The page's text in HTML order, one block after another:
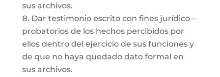
sus archivos.
Dar testimonio escrito con fines jurídico –
probatorios de los hechos percibidos por
ellos dentro del ejercicio de sus funciones y
de que no haya quedado dato formal en
sus archivos.